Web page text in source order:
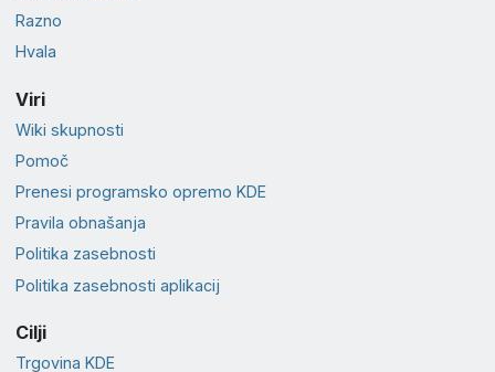
Razno
Hvala
Viri
Wiki skupnosti
Pomoč
Prenesi programsko opremo KDE
Pravila obnašanja
Politika zasebnosti
Politika zasebnosti aplikacij
Cilji
Trgovina KDE